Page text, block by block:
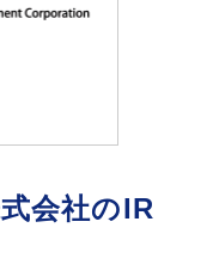
会社のIR